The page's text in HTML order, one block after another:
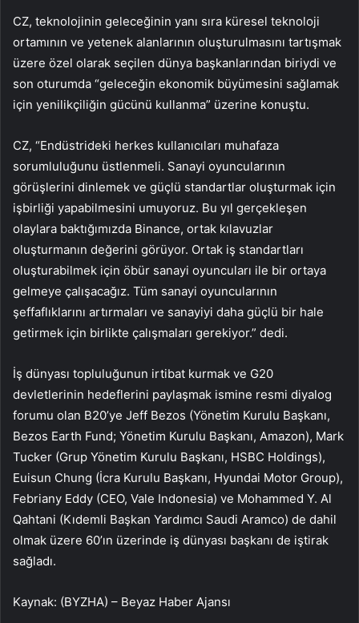
CZ, teknolojinin geleceğinin yanı sıra küresel teknoloji
ortamının ve yetenek alanlarının oluşturulmasını tartışmak
üzere özel olarak seçilen dünya başkanlarından biriydi ve
son oturumda “geleceğin ekonomik büyümesini sağlamak
için yenilikçiliğin gücünü kullanma” üzerine konuştu.
CZ, “Endüstrideki herkes kullanıcıları muhafaza
sorumluluğunu üstlenmeli. Sanayi oyuncularının
görüşlerini dinlemek ve güçlü standartlar oluşturmak için
işbirliği yapabilmesini umuyoruz. Bu yıl gerçekleşen
olaylara baktığımızda Binance, ortak kılavuzlar
oluşturmanın değerini görüyor. Ortak iş standartları
oluşturabilmek için öbür sanayi oyuncuları ile bir ortaya
gelmeye çalışacağız. Tüm sanayi oyuncularının
şeffaflıklarını artırmaları ve sanayiyi daha güçlü bir hale
getirmek için birlikte çalışmaları gerekiyor.” dedi.
İş dünyası topluluğunun irtibat kurmak ve G20
devletlerinin hedeflerini paylaşmak ismine resmi diyalog
forumu olan B20’ye Jeff Bezos (Yönetim Kurulu Başkanı,
Bezos Earth Fund; Yönetim Kurulu Başkanı, Amazon), Mark
Tucker (Grup Yönetim Kurulu Başkanı, HSBC Holdings),
Euisun Chung (İcra Kurulu Başkanı, Hyundai Motor Group),
Febriany Eddy (CEO, Vale Indonesia) ve Mohammed Y. Al
Qahtani (Kıdemli Başkan Yardımcı Saudi Aramco) de dahil
olmak üzere 60’ın üzerinde iş dünyası başkanı de iştirak
sağladı.
Kaynak: (BYZHA) – Beyaz Haber Ajansı